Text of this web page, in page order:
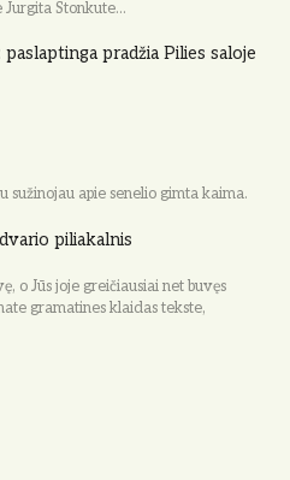
Jurgita Stonkute…
paslaptinga pradžia Pilies saloje
sužinojau apie senelio gimta kaima.
piliakalnis
o Jūs joje greičiausiai net buvęs
gramatines klaidas tekste,